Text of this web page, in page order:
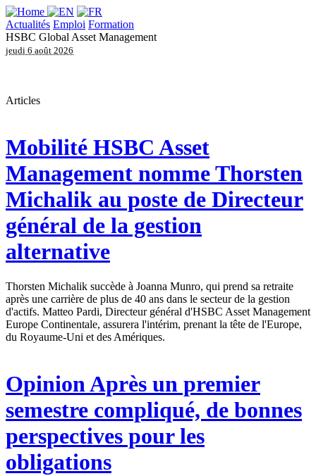
Actualités Emploi Formation
HSBC Global Asset Management
jeudi 6 août 2026
Articles
Mobilité HSBC Asset
Management nomme Thorsten
Michalik au poste de Directeur
général de la gestion
alternative
Thorsten Michalik succède à Joanna Munro, qui prend sa retraite
après une carrière de plus de 40 ans dans le secteur de la gestion
d'actifs. Matteo Pardi, Directeur général d'HSBC Asset Management
Europe Continentale, assurera l'intérim, prenant la tête de l'Europe,
du Royaume-Uni et des Amériques.
OpinionAprès un premier
semestre compliqué, de bonnes
perspectives pour les
obligations